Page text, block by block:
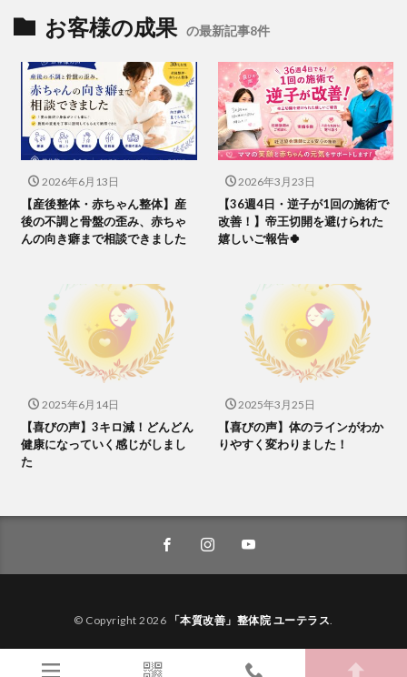
お客様の成果 の最新記事8件
2026年6月13日
【産後整体・赤ちゃん整体】産
後の不調と骨盤の歪み、赤ちゃ
んの向き癖まで相談できました
2026年3月23日
【36週4日・逆子が1回の施術で
改善！】帝王切開を避けられた
嬉しいご報告🍀
2025年6月14日
【喜びの声】3キロ減！どんどん
健康になっていく感じがしまし
た
2025年3月25日
【喜びの声】体のラインがわか
りやすく変わりました！
© Copyright 2026 「本質改善」整体院 ユーテラス.